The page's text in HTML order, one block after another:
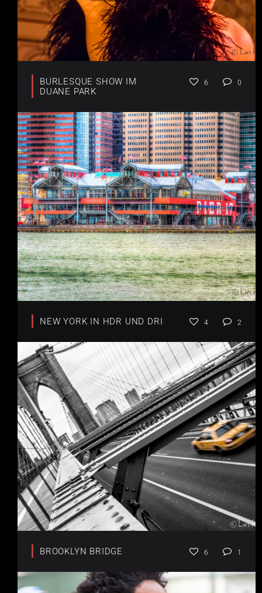
BURLESQUE SHOW IM
DUANE PARK
6 0
NEW YORK IN HDR UND DRI 4 2
BROOKLYN BRIDGE 6 1